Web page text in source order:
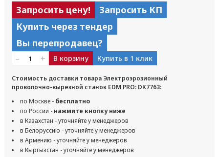
Запросить цену!
Запросить КП
Купить через тендер
Вы перепродавец?
– + В корзину Купить в 1 клик
Стоимость доставки товара Электроэрозионный
проволочно-вырезной станок EDM PRO: DK7763:
по Москве - бесплатно
по России - нажмите кнопку ниже
в Казахстан - уточняйте у менеджеров
в Белоруссию - уточняйте у менеджеров
в Армению - уточняйте у менеджеров
в Кыргызстан - уточняйте у менеджеров